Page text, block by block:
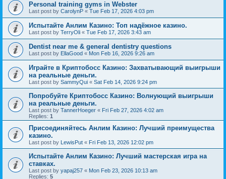
Personal training gyms in Webster
Last post by CarolynP « Tue Feb 17, 2026 4:03 pm
Испытайте Анлим Казино: Топ надёжное казино.
Last post by TerryOli « Tue Feb 17, 2026 3:43 am
Dentist near me & general dentistry questions
Last post by EllaGood « Mon Feb 16, 2026 9:26 am
Играйте в Криптобосс Казино: Захватывающий выигрыши
на реальные деньги.
Last post by SammyQui « Sat Feb 14, 2026 9:24 pm
Попробуйте Криптобосс Казино: Волнующий выигрыши
на реальные деньги.
Last post by TannerHoeger « Fri Feb 27, 2026 4:02 am
Replies: 1
Присоединяйтесь Анлим Казино: Лучший преимущества
казино.
Last post by LewisPut « Fri Feb 13, 2026 12:02 pm
Испытайте Анлим Казино: Лучший мастерская игра на
ставках.
Last post by yapaj257 « Mon Feb 23, 2026 10:13 am
Replies: 5